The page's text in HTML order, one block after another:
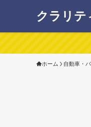
クラリテ
ホーム 自動車・